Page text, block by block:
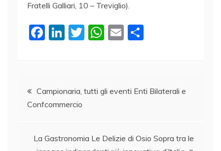
Fratelli Galliari, 10 – Treviglio).
F
b
o
k
Li
dI
n
T
W
A
E
vi
Navigazione
articoli
Campionaria, tutti gli eventi Enti Bilaterali e
Confcommercio
La Gastronomia Le Delizie di Osio Sopra tra le